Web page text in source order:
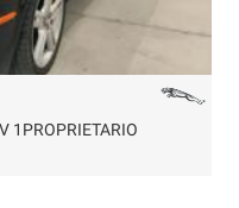
1PROPRIETARIO